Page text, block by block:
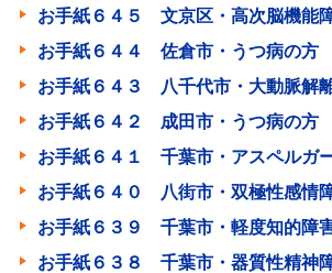
お手紙６４５ 文京区・高次脳機能
お手紙６４４ 佐倉市・うつ病の方
お手紙６４３ 八千代市・大動脈解
お手紙６４２ 成田市・うつ病の方
お手紙６４１ 千葉市・アスペルガ
お手紙６４０ 八街市・双極性感情
お手紙６３９ 千葉市・軽度知的障
お手紙６３８ 千葉市・器質性精神